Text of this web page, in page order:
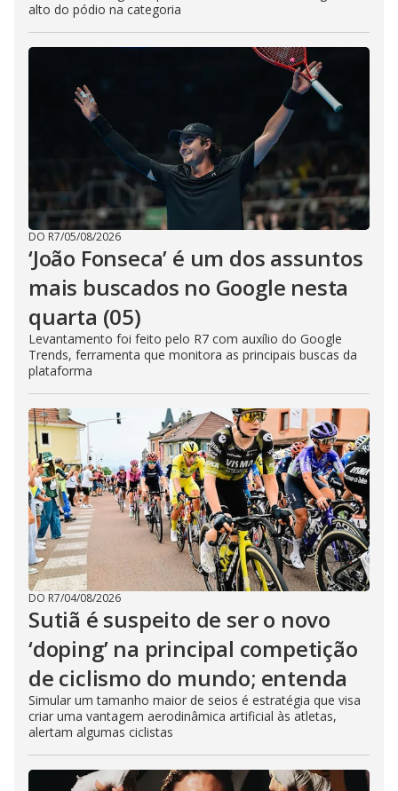
alto do pódio na categoria
DO R7/05/08/2026
‘João Fonseca’ é um dos assuntos
mais buscados no Google nesta
quarta (05)
Levantamento foi feito pelo R7 com auxílio do Google
Trends, ferramenta que monitora as principais buscas da
plataforma
DO R7/04/08/2026
Sutiã é suspeito de ser o novo
‘doping’ na principal competição
de ciclismo do mundo; entenda
Simular um tamanho maior de seios é estratégia que visa
criar uma vantagem aerodinâmica artificial às atletas,
alertam algumas ciclistas